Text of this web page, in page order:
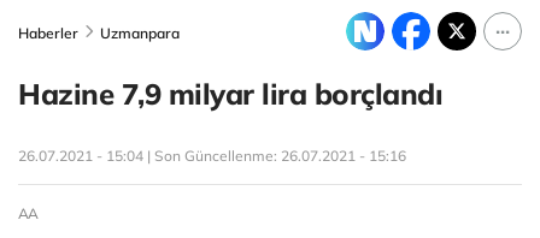
Haberler Uzmanpara
Hazine 7,9 milyar lira borçlandı
26.07.2021 - 15:04 | Son Güncellenme: 26.07.2021 - 15:16
AA